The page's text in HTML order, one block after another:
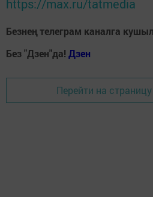
https://max.ru/tatmedia
Безнең телеграм каналга
Без "Дзен"да! Дзен
Перейти на